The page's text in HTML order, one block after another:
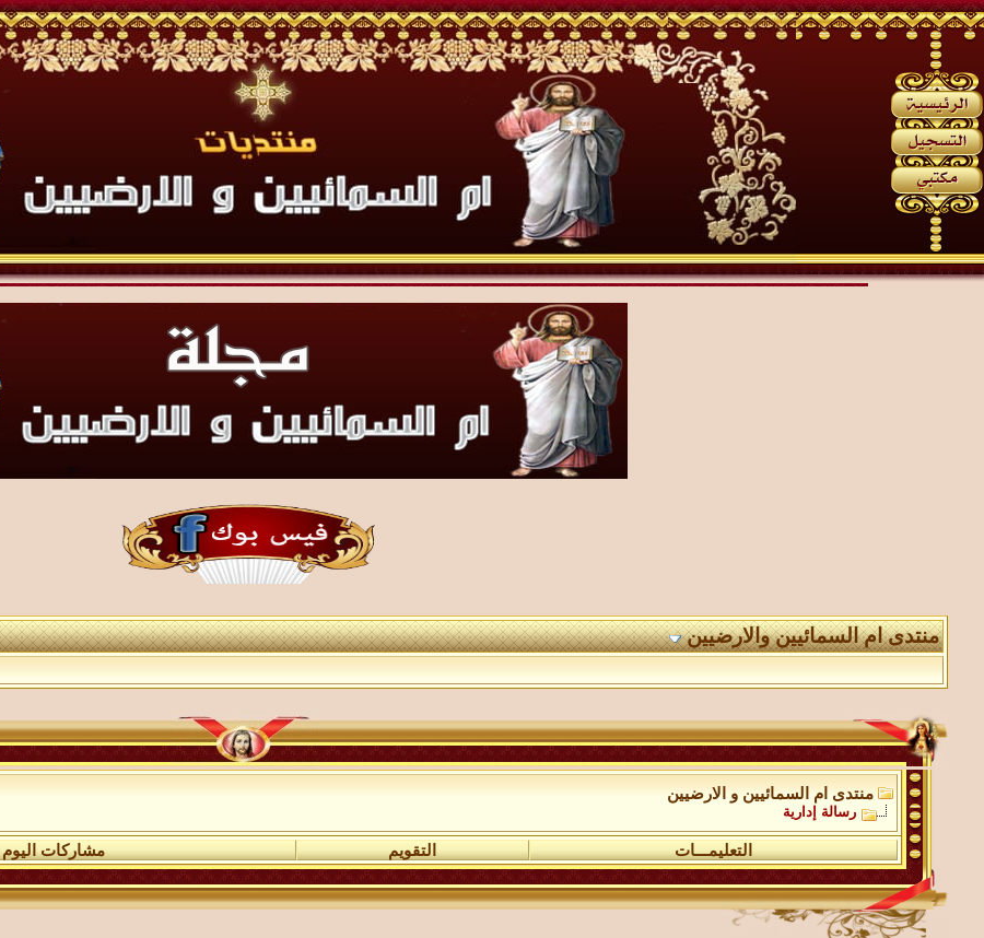
منتدى ام السمائيين والارضيين
منتدى ام السمائيين و الارضيين
رسالة إدارية
التعليمـــات التقويم مشاركات اليوم